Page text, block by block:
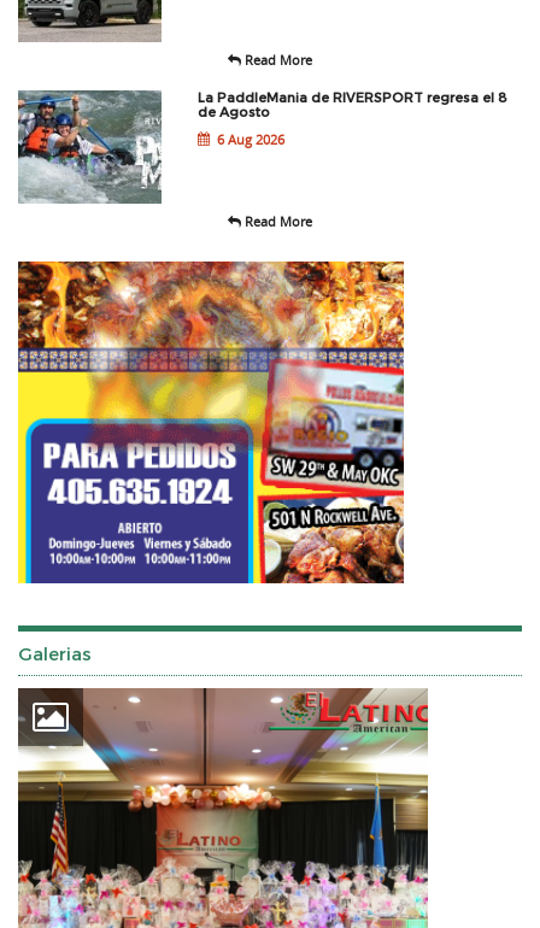
Read More
La PaddleMania de RIVERSPORT regresa el 8
de Agosto
6 Aug 2026
Read More
Galerias